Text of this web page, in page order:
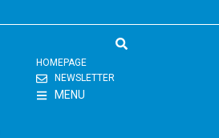
HOMEPAGE
NEWSLETTER
MENU